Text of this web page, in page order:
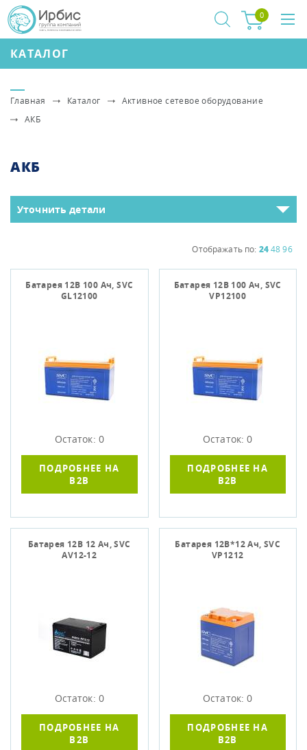
КАТАЛОГ
0
Главная Каталог
Активное сетевое оборудование
АКБ
Уточнить детали
АКБ
Отображать по: 2448 96
Батарея 12В 100 Ач, SVC
GL12100
Остаток: 0
ПОДРОБНЕЕ НА
B2B
Батарея 12В 100 Ач, SVC
VP12100
Остаток: 0
ПОДРОБНЕЕ НА
B2B
Батарея 12В 12 Ач, SVC
AV12-12
Остаток: 0
ПОДРОБНЕЕ НА
B2B
Батарея 12В*12 Ач, SVC
VP1212
Остаток: 0
ПОДРОБНЕЕ НА
B2B